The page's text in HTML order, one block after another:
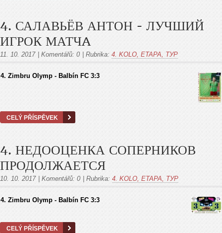
4. САЛАВЬЁВ АНТОН - ЛУЧШИЙ
ИГРОК МАТЧA
11. 10. 2017 Komentářů: 0 Rubrika: 4. KOLO, ETAPA, ТУР
4. Zimbru Olymp - Balbín FC 3:3
CELÝ PŘÍSPĚVEK
4. НЕДООЦЕНКА СОПЕРНИКОВ
ПРОДОЛЖАЕТСЯ
10. 10. 2017 Komentářů: 0 Rubrika: 4. KOLO, ETAPA, ТУР
4. Zimbru Olymp - Balbín FC 3:3
CELÝ PŘÍSPĚVEK